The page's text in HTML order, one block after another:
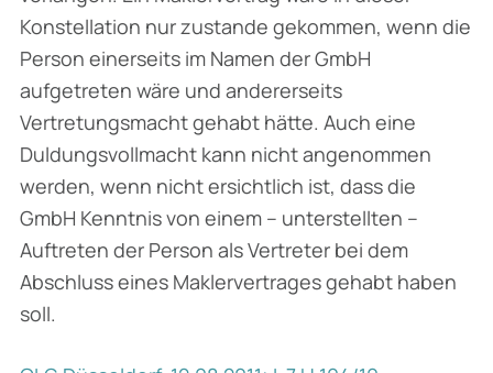
Konstellation nur zustande gekommen, wenn die
Person einerseits im Namen der GmbH
aufgetreten wäre und andererseits
Vertretungsmacht gehabt hätte. Auch eine
Duldungsvollmacht kann nicht angenommen
werden, wenn nicht ersichtlich ist, dass die
GmbH Kenntnis von einem – unterstellten –
Auftreten der Person als Vertreter bei dem
Abschluss eines Maklervertrages gehabt haben
soll.